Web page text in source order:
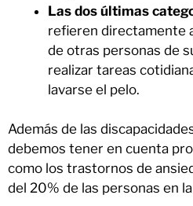
Las dos últimas
refieren directamente
de otras personas de
realizar tareas
lavarse el pelo.
Además de las
debemos tener en cuenta
como los trastornos de
del 20% de las personas en